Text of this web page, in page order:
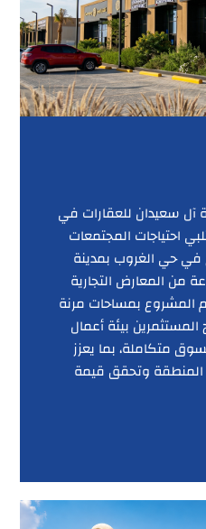
آل سعيدان للعقارات في
احتياجات المجتمعات
في حي الغروب بمدينة
من المعارض التجارية
المشروع بمساحات مرنة
بيئة أعمال
متكاملة، بما يعزز
المنطقة وتحقق قيمة